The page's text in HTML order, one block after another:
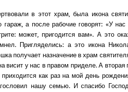
в этот храм, была икона
гараж, а после рабочие говорят: «У
может, пригодится вам». А это
Пригляделись: а это икона
получает назначение в храм
висит у нас в правом приделе. А вторая
приходится как раз на мой день
нашу семью. И спасибо